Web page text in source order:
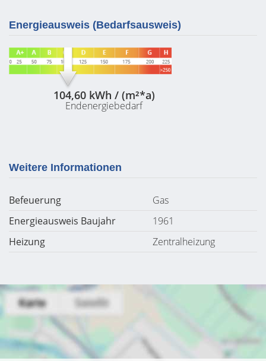
Energieausweis (Bedarfsausweis)
104,60 kWh / (m²*a)
Endenergiebedarf
Weitere Informationen
Befeuerung
Gas
Energieausweis Baujahr
1961
Heizung
Zentralheizung